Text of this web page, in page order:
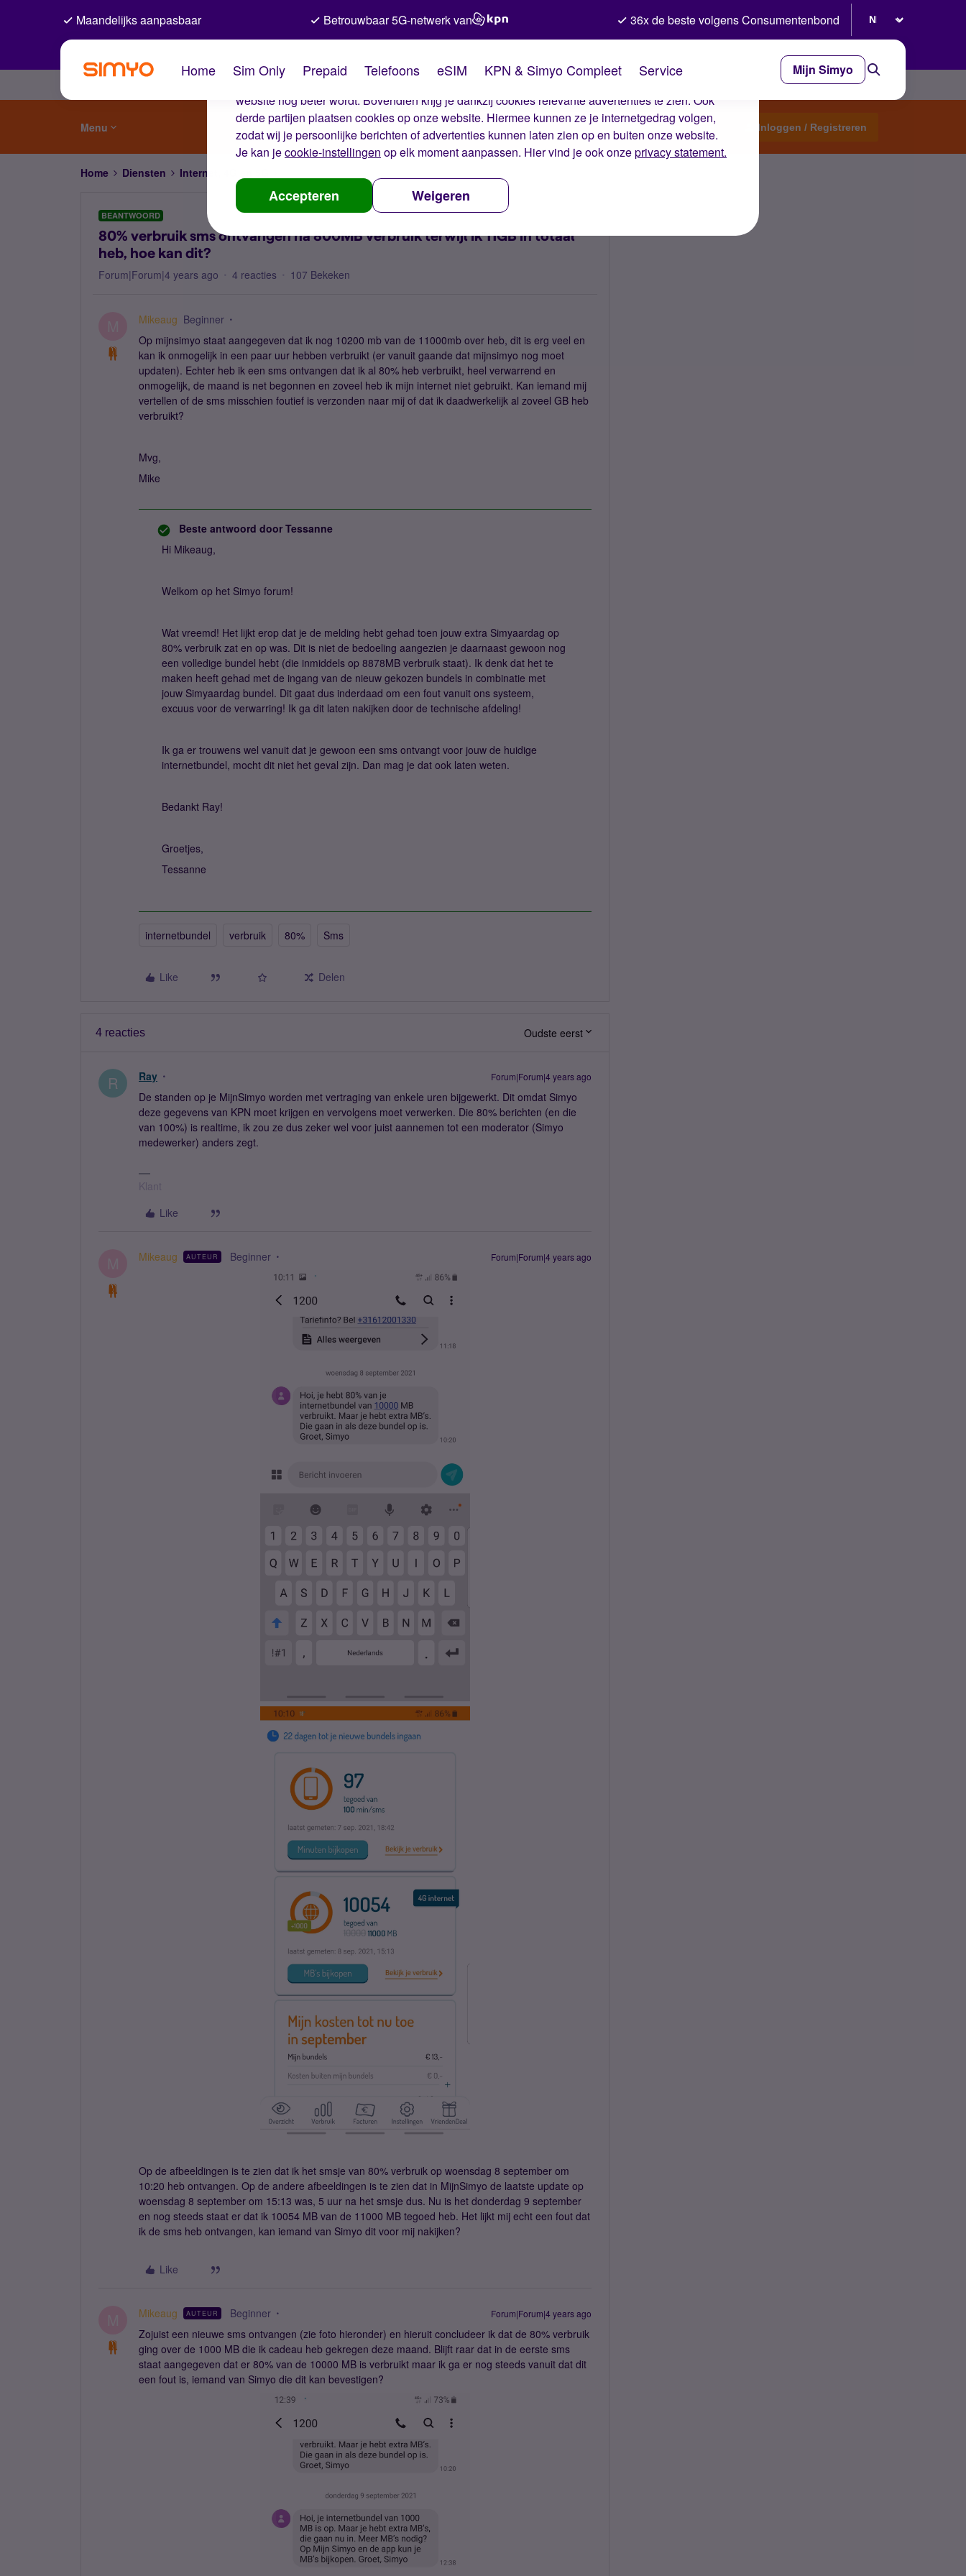
De cookies van Simyo
Wij gebruiken cookies op onze website. Met deze cookies zorgen wij ervoor dat je ervaring op de
website nog beter wordt. Bovendien krijg je dankzij cookies relevante advertenties te zien. Ook
derde partijen plaatsen cookies op onze website. Hiermee kunnen ze je internetgedrag volgen,
zodat wij je persoonlijke berichten of advertenties kunnen laten zien op en buiten onze website.
Je kan jecookie-instellingen op elk moment aanpassen. Hier vind je ook onzeprivacy statement.
Accepteren Weigeren
Maandelijks aanpasbaar Betrouwbaar 5G-netwerk van 36x de beste volgens Consumentenbond
Home Sim Only Prepaid Telefoons eSIM KPN & Simyo Compleet Service Mijn Simyo
Menu Start een topic Inloggen / Registreren
Home Diensten Internet, 4G en 5G
BEANTWOORD
80% verbruik sms ontvangen na 800MB verbruik terwijl ik 11GB in totaal
heb, hoe kan dit?
Forum|Forum|4 years ago 4 reacties 107 Bekeken
Mikeaug Beginner
Op mijnsimyo staat aangegeven dat ik nog 10200 mb van de 11000mb over heb, dit is erg veel en
kan ik onmogelijk in een paar uur hebben verbruikt (er vanuit gaande dat mijnsimyo nog moet
updaten). Echter heb ik een sms ontvangen dat ik al 80% heb verbruikt, heel verwarrend en
onmogelijk, de maand is net begonnen en zoveel heb ik mijn internet niet gebruikt. Kan iemand mij
vertellen of de sms misschien foutief is verzonden naar mij of dat ik daadwerkelijk al zoveel GB heb
verbruikt?
Mvg,
Mike
Beste antwoord door Tessanne
Hi Mikeaug,
Welkom op het Simyo forum!
Wat vreemd! Het lijkt erop dat je de melding hebt gehad toen jouw extra Simyaardag op
80% verbruik zat en op was. Dit is niet de bedoeling aangezien je daarnaast gewoon nog
een volledige bundel hebt (die inmiddels op 8878MB verbruik staat). Ik denk dat het te
maken heeft gehad met de ingang van de nieuw gekozen bundels in combinatie met
jouw Simyaardag bundel. Dit gaat dus inderdaad om een fout vanuit ons systeem,
excuus voor de verwarring! Ik ga dit laten nakijken door de technische afdeling!
Ik ga er trouwens wel vanuit dat je gewoon een sms ontvangt voor jouw de huidige
internetbundel, mocht dit niet het geval zijn. Dan mag je dat ook laten weten.
Bedankt Ray!
Groetjes,
Tessanne
internetbundel verbruik 80% Sms
Like Delen
4 reacties Oudste eerst
R Ray Forum|Forum|4 years ago
De standen op je MijnSimyo worden met vertraging van enkele uren bijgewerkt. Dit omdat Simyo
deze gegevens van KPN moet krijgen en vervolgens moet verwerken. Die 80% berichten (en die
van 100%) is realtime, ik zou ze dus zeker wel voor juist aannemen tot een moderator (Simyo
medewerker) anders zegt.
Klant
Like
Mikeaug AUTEUR Beginner Forum|Forum|4 years ago
Op de afbeeldingen is te zien dat ik het smsje van 80% verbruik op woensdag 8 september om
10:20 heb ontvangen. Op de andere afbeeldingen is te zien dat in MijnSimyo de laatste update op
woensdag 8 september om 15:13 was, 5 uur na het smsje dus. Nu is het donderdag 9 september
en nog steeds staat er dat ik 10054 MB van de 11000 MB tegoed heb. Het lijkt mij echt een fout dat
ik de sms heb ontvangen, kan iemand van Simyo dit voor mij nakijken?
Like
Mikeaug AUTEUR Beginner Forum|Forum|4 years ago
Zojuist een nieuwe sms ontvangen (zie foto hieronder) en hieruit concludeer ik dat de 80% verbruik
ging over de 1000 MB die ik cadeau heb gekregen deze maand. Blijft raar dat in de eerste sms
staat aangegeven dat er 80% van de 10000 MB is verbruikt maar ik ga er nog steeds vanuit dat dit
een fout is, iemand van Simyo die dit kan bevestigen?